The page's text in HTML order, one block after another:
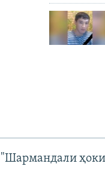
"Шармандали